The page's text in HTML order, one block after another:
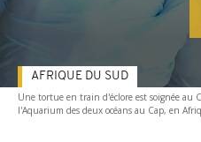
Une tortue en train d'éclore est soignée au
l'Aquarium des deux océans au Cap, en
AFRIQUE DU SUD